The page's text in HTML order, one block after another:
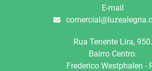
E-mail
Rua Tenente Líra, 950.
Bairro Centro.
Frederico Westphalen -